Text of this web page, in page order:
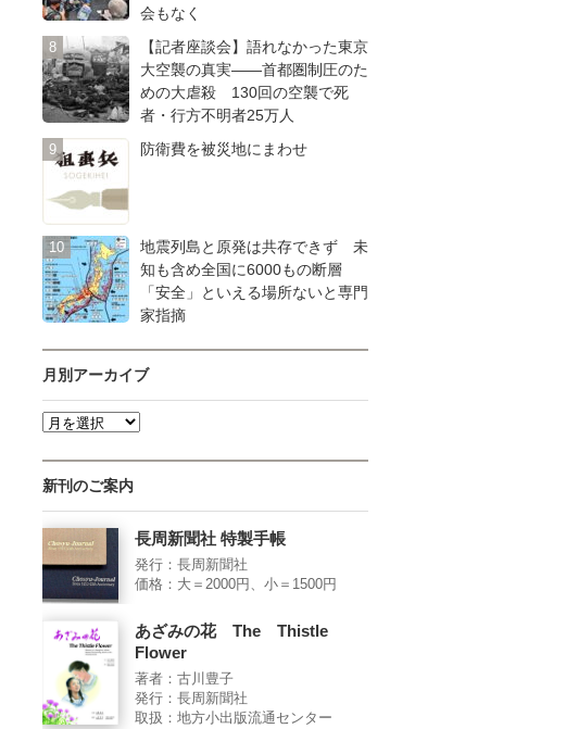
会もなく
【記者座談会】語れなかった東京
大空襲の真実――首都圏制圧のた
めの大虐殺 130回の空襲で死
者・行方不明者25万人
防衛費を被災地にまわせ
地震列島と原発は共存できず 未
知も含め全国に6000もの断層
「安全」といえる場所ないと専門
家指摘
月別アーカイブ
新刊のご案内
長周新聞社 特製手帳
発行：長周新聞社
価格：大＝2000円、小＝1500円
あざみの花 The Thistle
Flower
著者：古川豊子
発行：長周新聞社
取扱：地方小出版流通センター